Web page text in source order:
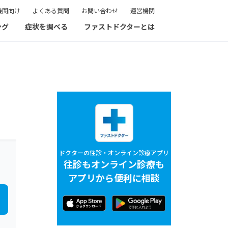
関向け よくある質問 お問い合わせ 運営機関
症状を調べる ファストドクターとは
ドクターの往診・オンライン診療アプリ
往診もオンライン診療も
アプリから便利に相談